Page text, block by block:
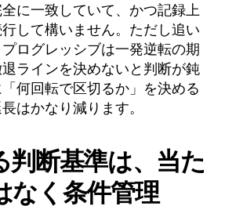
に一致していて、かつ記録上
して構いません。ただし追い
ログレッシブは一発逆転の期
ラインを決めないと判断が鈍
何回転で区切るか」を決める
はかなり減ります。
判断基準は、当た
なく条件管理